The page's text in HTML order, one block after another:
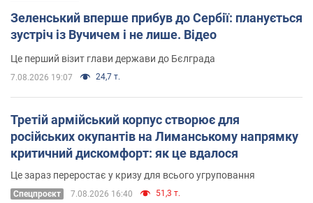
Зеленський вперше прибув до Сербії: планується
зустріч із Вучичем і не лише. Відео
Це перший візит глави держави до Бєлграда
7.08.2026 19:07 24,7 т.
Третій армійський корпус створює для
російських окупантів на Лиманському напрямку
критичний дискомфорт: як це вдалося
Це зараз переростає у кризу для всього угруповання
Cпецпроєкт 7.08.2026 16:40 51,3 т.